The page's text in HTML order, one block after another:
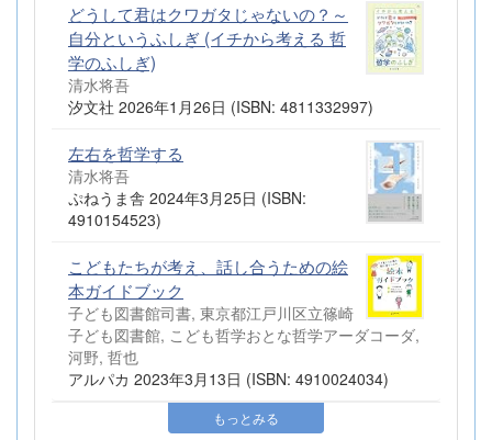
どうして君はクワガタじゃないの？～
自分というふしぎ (イチから考える 哲
学のふしぎ)
清水将吾
汐文社 2026年1月26日 (ISBN: 4811332997)
左右を哲学する
清水将吾
ぷねうま舎 2024年3月25日 (ISBN:
4910154523)
こどもたちが考え、話し合うための絵
本ガイドブック
子ども図書館司書, 東京都江戸川区立篠崎
子ども図書館, こども哲学おとな哲学アーダコーダ,
河野, 哲也
アルパカ 2023年3月13日 (ISBN: 4910024034)
もっとみる